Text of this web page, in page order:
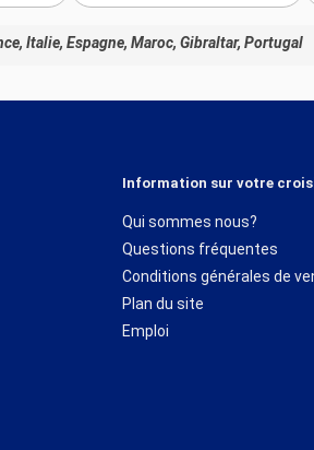
Italie, Espagne, Maroc, Gibraltar, Portugal
Information sur votre
Qui sommes nous?
Questions fréquentes
Conditions générales de
Plan du site
Emploi